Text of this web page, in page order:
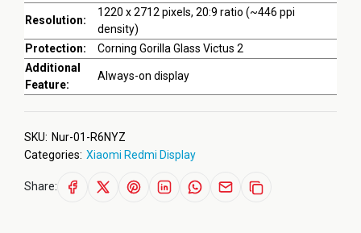
Resolution:
1220 x 2712 pixels, 20:9 ratio (~446 ppi
density)
Protection:
Corning Gorilla Glass Victus 2
Additional
Feature:
Always-on display
SKU: Nur-01-R6NYZ
Categories: Xiaomi Redmi Display
Share: